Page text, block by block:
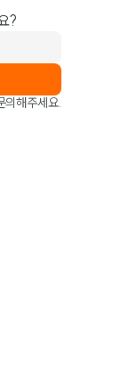
?
의해주세요.